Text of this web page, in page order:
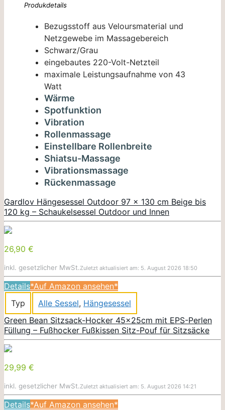
Produkdetails
Bezugsstoff aus Veloursmaterial und
Netzgewebe im Massagebereich
Schwarz/Grau
eingebautes 220-Volt-Netzteil
maximale Leistungsaufnahme von 43
Watt
Wärme
Spotfunktion
Vibration
Rollenmassage
Einstellbare Rollenbreite
Shiatsu-Massage
Vibrationsmassage
Rückenmassage
Gardlov Hängesessel Outdoor 97 x 130 cm Beige bis
120 kg – Schaukelsessel Outdoor und Innen
26,90 €
inkl. gesetzlicher MwSt.Zuletzt aktualisiert am: 5. August 2026 18:50
Details*Auf Amazon ansehen*
Typ
Alle Sessel, Hängesessel
Green Bean Sitzsack-Hocker 45x25cm mit EPS-Perlen
Füllung – Fußhocker Fußkissen Sitz-Pouf für Sitzsäcke
29,99 €
inkl. gesetzlicher MwSt.Zuletzt aktualisiert am: 5. August 2026 14:21
Details*Auf Amazon ansehen*